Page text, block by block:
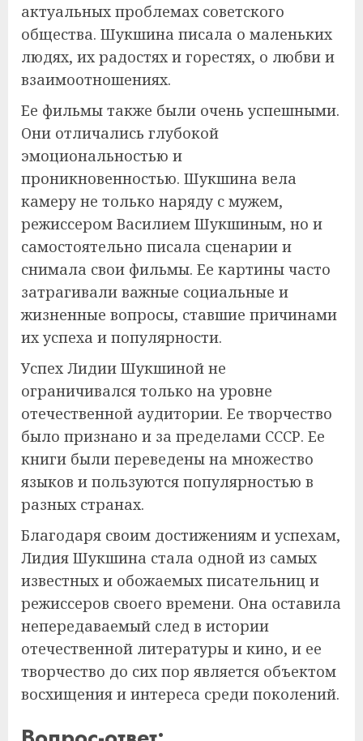
актуальных проблемах советского
общества. Шукшина писала о маленьких
людях, их радостях и горестях, о любви и
взаимоотношениях.
Ее фильмы также были очень успешными.
Они отличались глубокой
эмоциональностью и
проникновенностью. Шукшина вела
камеру не только наряду с мужем,
режиссером Василием Шукшиным, но и
самостоятельно писала сценарии и
снимала свои фильмы. Ее картины часто
затрагивали важные социальные и
жизненные вопросы, ставшие причинами
их успеха и популярности.
Успех Лидии Шукшиной не
ограничивался только на уровне
отечественной аудитории. Ее творчество
было признано и за пределами СССР. Ее
книги были переведены на множество
языков и пользуются популярностью в
разных странах.
Благодаря своим достижениям и успехам,
Лидия Шукшина стала одной из самых
известных и обожаемых писательниц и
режиссеров своего времени. Она оставила
непередаваемый след в истории
отечественной литературы и кино, и ее
творчество до сих пор является объектом
восхищения и интереса среди поколений.